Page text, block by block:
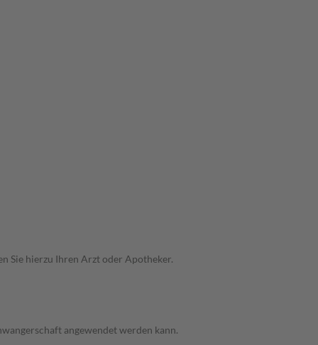
Sie hierzu Ihren Arzt oder Apotheker.
angewendet werden kann.